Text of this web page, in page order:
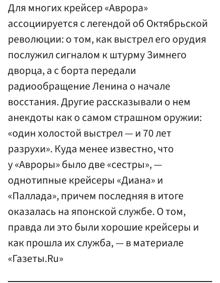
Для многих крейсер «Аврора»
ассоциируется с легендой об Октябрьской
революции: о том, как выстрел его орудия
послужил сигналом к штурму Зимнего
дворца, а с борта передали
радиообращение Ленина о начале
восстания. Другие рассказывали о нем
анекдоты как о самом страшном оружии:
«один холостой выстрел — и 70 лет
разрухи». Куда менее известно, что
у «Авроры» было две «сестры», —
однотипные крейсеры «Диана» и
«Паллада», причем последняя в итоге
оказалась на японской службе. О том,
правда ли это были хорошие крейсеры и
как прошла их служба, — в материале
«Газеты.Ru»